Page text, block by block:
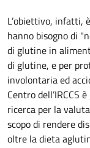
L’obiettivo, infatti,
hanno bisogno di
di glutine in
di glutine, e per
involontaria ed
Centro dell’IRCCS
ricerca per la
scopo di rendere
oltre la dieta